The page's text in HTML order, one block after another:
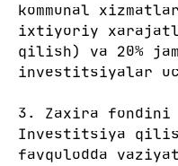
kommunal
ixtiyoriy
qilish) va 20%
investitsiyalar
3. Zaxira fondini
Investitsiya
favqulodda